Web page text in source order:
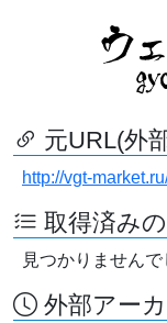
元URL(外
http://vgt-
取得済み
見つかりませんで
外部アー